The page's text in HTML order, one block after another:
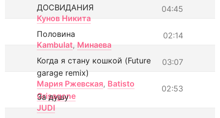
04:45
ДОСВИДАНИЯ
Кунов Никита
02:14
Половина
Kambulat, Минаева
03:07
Когда я стану кошкой (Future
garage remix)
Мария Ржевская, Batisto
Grisagone
02:53
За душу
JUDI